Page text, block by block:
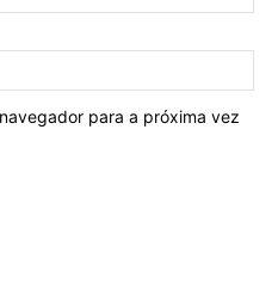
para a próxima vez